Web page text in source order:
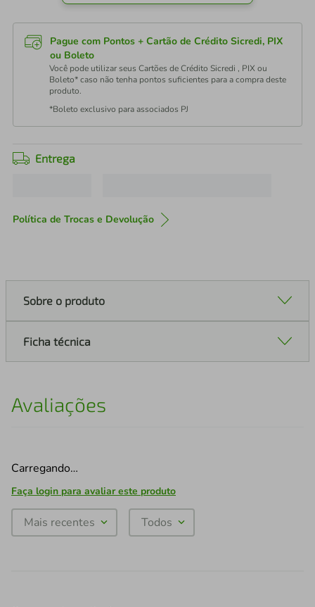
Pague com Pontos + Cartão de Crédito Sicredi, PIX
ou Boleto
Você pode utilizar seus Cartões de Crédito Sicredi , PIX ou
Boleto* caso não tenha pontos suficientes para a compra deste
produto.
*Boleto exclusivo para associados PJ
Entrega
Política de Trocas e Devolução
Sobre o produto
Ficha técnica
Avaliações
Carregando…
Faça login para avaliar este produto
Mais recentes Todos